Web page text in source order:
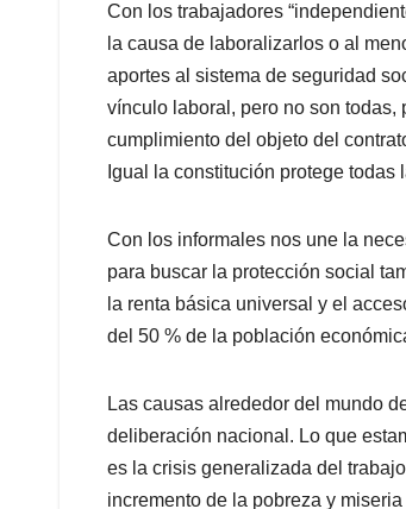
Con los trabajadores
la causa de laboralizarlos o al
aportes al sistema de seguridad
vínculo laboral, pero no son todas,
cumplimiento del objeto del
Igual la constitución protege
Con los informales nos une la
para buscar la protección social
la renta básica universal y el
del 50 % de la población
Las causas alrededor del mundo
deliberación nacional. Lo que
es la crisis generalizada del
incremento de la pobreza y